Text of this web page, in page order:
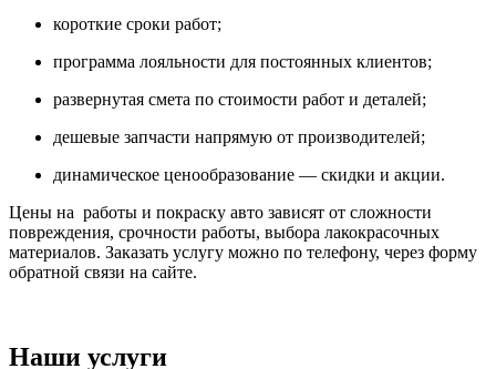
короткие сроки работ;
программа лояльности для постоянных клиентов;
развернутая смета по стоимости работ и деталей;
дешевые запчасти напрямую от производителей;
динамическое ценообразование — скидки и акции.
Цены на работы и покраску авто зависят от сложности
повреждения, срочности работы, выбора лакокрасочных
материалов. Заказать услугу можно по телефону, через форму
обратной связи на сайте.
Наши услуги